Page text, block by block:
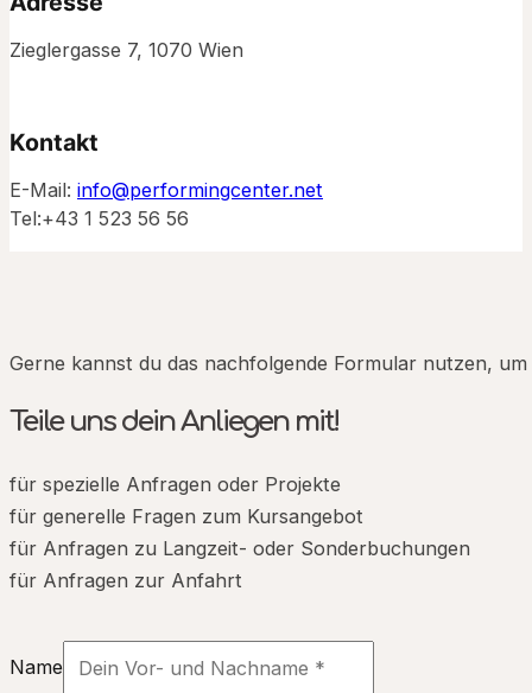
Zieglergasse 7, 1070 Wien
Kontakt
E-Mail: info@performingcenter.net
Tel:+43 1 523 56 56
Gerne kannst du das nachfolgende Formular nutzen,
Teile uns dein Anliegen mit!
für spezielle Anfragen oder Projekte
für generelle Fragen zum Kursangebot
für Anfragen zu Langzeit- oder Sonderbuchungen
für Anfragen zur Anfahrt
Name